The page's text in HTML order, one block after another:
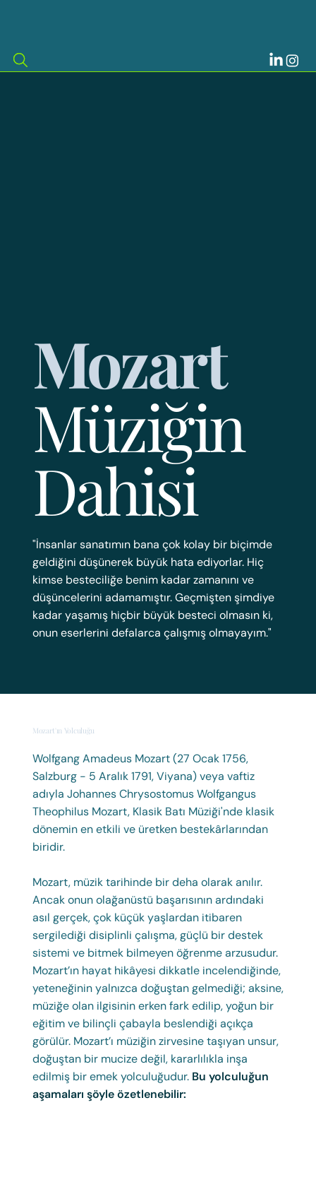
Mozart
Müziğin
Dahisi
"İnsanlar sanatımın bana çok kolay bir biçimde
geldiğini düşünerek büyük hata ediyorlar. Hiç
kimse besteciliğe benim kadar zamanını ve
düşüncelerini adamamıştır. Geçmişten şimdiye
kadar yaşamış hiçbir büyük besteci olmasın ki,
onun eserlerini defalarca çalışmış olmayayım."
İnsanlar sanatımın bana çok kolay bir biçimde geldiğini düşünerek büyük hata
ediyorlar. Hiç kimse besteciliğe benim kadar zamanını ve düşüncelerini adamamıştır.
Geçmişten şimdiye kadar yaşamış hiçbir büyük besteci olmasın ki, onun eserlerini
defalarca çalışmış olmayayım.
Wolfgang Amadeus
Mozart'ın Yolculuğu
Wolfgang Amadeus Mozart (27 Ocak 1756,
Salzburg - 5 Aralık 1791, Viyana) veya vaftiz
adıyla Johannes Chrysostomus Wolfgangus
Theophilus Mozart, Klasik Batı Müziği'nde klasik
dönemin en etkili ve üretken bestekârlarından
biridir.
Mozart, müzik tarihinde bir deha olarak anılır.
Ancak onun olağanüstü başarısının ardındaki
asıl gerçek, çok küçük yaşlardan itibaren
sergilediği disiplinli çalışma, güçlü bir destek
sistemi ve bitmek bilmeyen öğrenme arzusudur.
Mozart’ın hayat hikâyesi dikkatle incelendiğinde,
yeteneğinin yalnızca doğuştan gelmediği; aksine,
müziğe olan ilgisinin erken fark edilip, yoğun bir
eğitim ve bilinçli çabayla beslendiği açıkça
görülür. Mozart’ı müziğin zirvesine taşıyan unsur,
doğuştan bir mucize değil, kararlılıkla inşa
edilmiş bir emek yolculuğudur. Bu yolculuğun
aşamaları şöyle özetlenebilir: